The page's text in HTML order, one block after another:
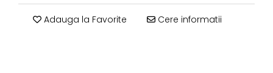
Adauga la Favorite Cere informatii